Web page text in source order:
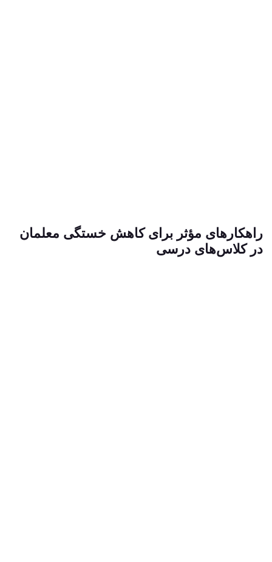
مؤثر برای کاهش خستگی معلمان
کلاس‌های درسی